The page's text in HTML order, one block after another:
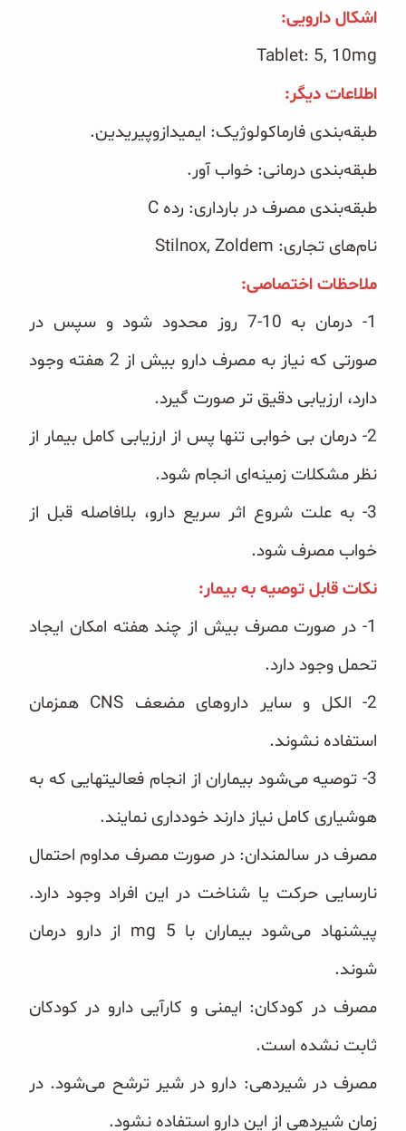
اشکال دارویی: ‏
Tablet: 5, 10mg‏ ‏
اطلاعات دیگر: ‏
طبقه‌بندی فارماکولوژیک: ایمیدازوپیریدین.
طبقه‌بندی درمانی: خواب آور.
طبقه‌بندی مصرف در بارداری: رده ‏C‏
نام‌های تجاری: ‏Stilnox, Zoldem‏
ملاحظات اختصاصی:‏
‏1- درمان به 10-7 روز محدود شود و سپس در
صورتی که نیاز به مصرف دارو بیش از 2 هفته وجود
دارد، ارزیابی ‏دقیق تر صورت گیرد.
‏2- درمان بی خوابی تنها پس از ارزیابی کامل بیمار از
نظر مشکلات زمینه‌ای انجام شود.
‏3- به علت شروع اثر سریع دارو، بلافاصله قبل از
خواب مصرف شود.
نکات قابل توصیه به بیمار:‏
‏1- در صورت مصرف بیش از چند هفته امکان ایجاد
تحمل وجود دارد.
‏2- الکل و سایر داروهای مضعف ‏CNS‏ همزمان
استفاده نشوند.
‏3- توصیه می‌شود بیماران از انجام فعالیتهایی که به
هوشیاری کامل نیاز دارند خودداری نمایند.
مصرف در سالمندان: در صورت مصرف مداوم احتمال
نارسایی حرکت یا شناخت در این افراد وجود دارد.
پیشنهاد ‏می‌شود بیماران با ‏mg 5‎‏ از دارو درمان
شوند.
مصرف در کودکان: ایمنی و کارآیی دارو در کودکان
ثابت نشده است.
مصرف در شیردهی: دارو در شیر ترشح می‌شود. در
زمان شیردهی از این دارو استفاده نشود.